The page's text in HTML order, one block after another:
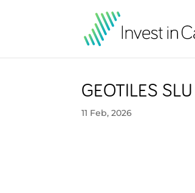
GEOTILES SLU
11 Feb, 2026